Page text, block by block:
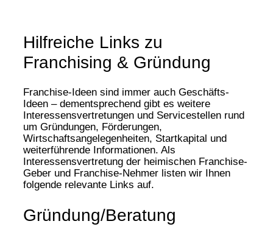
Hilfreiche Links zu
Franchising & Gründung
Franchise-Ideen sind immer auch Geschäfts-
Ideen – dementsprechend gibt es weitere
Interessensvertretungen und Servicestellen rund
um Gründungen, Förderungen,
Wirtschaftsangelegenheiten, Startkapital und
weiterführende Informationen. Als
Interessensvertretung der heimischen Franchise-
Geber und Franchise-Nehmer listen wir Ihnen
folgende relevante Links auf.
Gründung/Beratung